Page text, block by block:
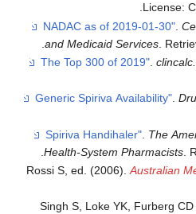
License:
.
and Medicaid Services .
.
.
.
The
Health-System Pharmacists .
.
Rossi S, ed. (2006).Australian
Singh S, Loke YK, Furberg